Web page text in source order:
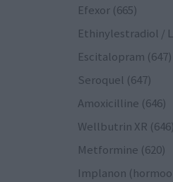
Efexor (665)
Ethinylestradiol /
Escitalopram (647)
Seroquel (647)
Amoxicilline (646)
Wellbutrin XR (646)
Metformine (620)
Implanon